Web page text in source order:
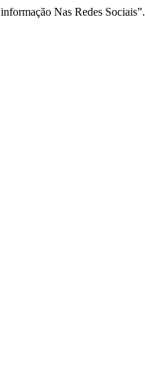
Nas Redes Sociais”.